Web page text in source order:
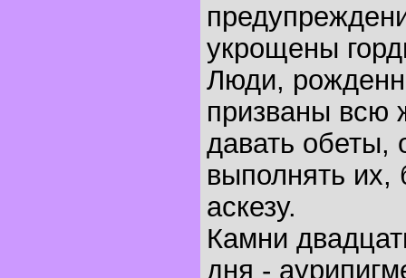
укрощены
Люди,
призваны всю
давать обеты,
выполнять их,
аскезу.
Камни
дня -